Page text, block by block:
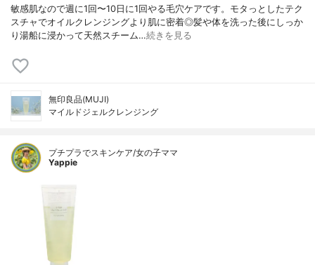
敏感肌なので週に1回〜10日に1回やる毛穴ケアです。モタっとしたテク
スチャでオイルクレンジングより肌に密着◎髪や体を洗った後にしっか
り湯船に浸かって天然スチーム…続きを見る
無印良品(MUJI)
マイルドジェルクレンジング
プチプラでスキンケア/女の子ママ
Yappie